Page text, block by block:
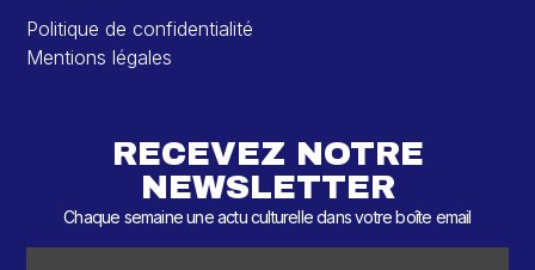
Politique de confidentialité
Mentions légales
RECEVEZ NOTRE
NEWSLETTER
Chaque semaine une actu culturelle dans votre boîte email